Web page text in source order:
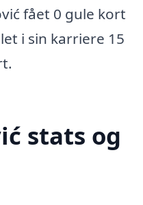
fået 0 gule kort
i sin karriere 15
stats og